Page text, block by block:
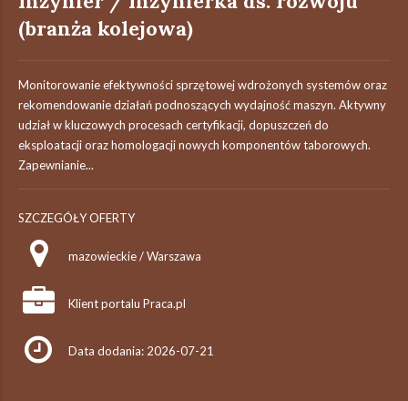
(branża kolejowa)
Monitorowanie efektywności sprzętowej wdrożonych systemów oraz
rekomendowanie działań podnoszących wydajność maszyn. Aktywny
udział w kluczowych procesach certyfikacji, dopuszczeń do
eksploatacji oraz homologacji nowych komponentów taborowych.
Zapewnianie...
SZCZEGÓŁY OFERTY
mazowieckie / Warszawa
Klient portalu Praca.pl
Data dodania: 2026-07-21